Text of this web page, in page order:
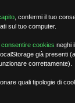
,confermi il tuo
sul tuo computer.
consentire cookies neghi
già presenti
correttamente).
quali tipologie di